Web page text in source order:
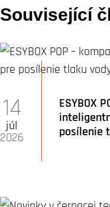
Související
ESYBOX
posílenie
14
júl
2026